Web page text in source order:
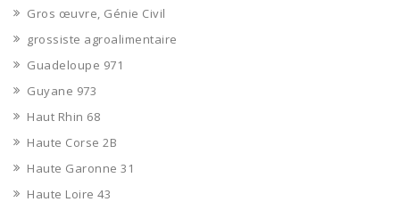
Gros œuvre, Génie Civil
grossiste agroalimentaire
Guadeloupe 971
Guyane 973
Haut Rhin 68
Haute Corse 2B
Haute Garonne 31
Haute Loire 43